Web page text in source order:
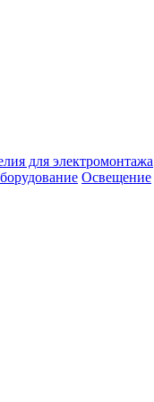
для электромонтажа
Освещение